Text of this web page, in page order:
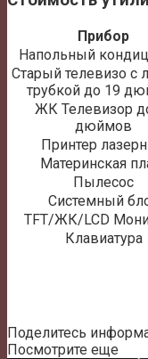
Прибор
Напольный
Старый телевизо с
трубкой до 19
ЖК Телевизор
дюймов
Принтер
Материнская
Пылесос
Системный
TFT/ЖК/LCD
Клавиатура
Поделитесь
Посмотрите еще